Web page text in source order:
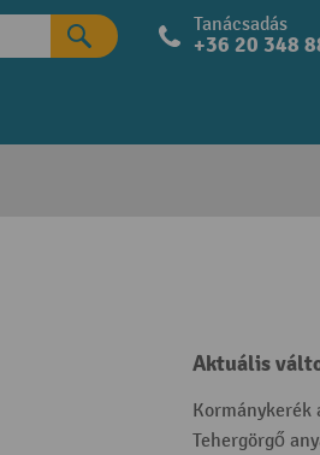
Tanácsadás
+36 20 348
Aktuális
Kormánykerék
Tehergörgő